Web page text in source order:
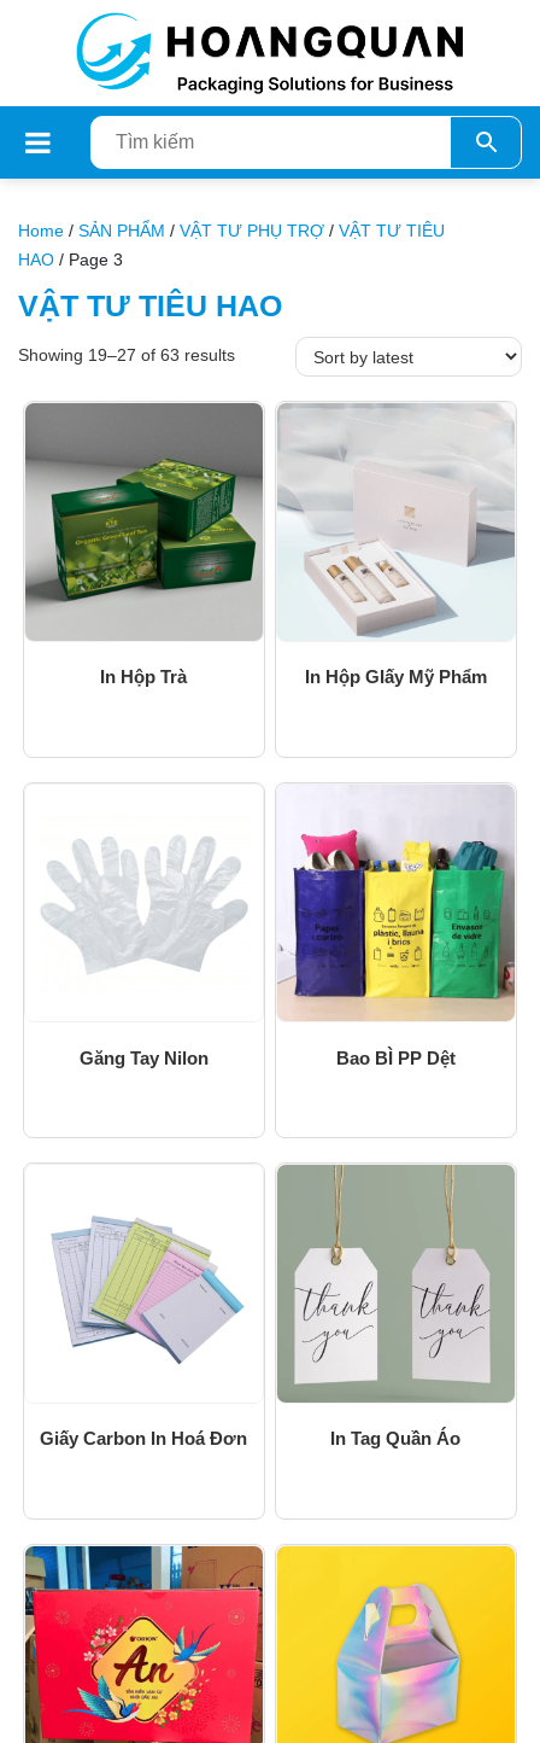
Home / SẢN PHẨM / VẬT TƯ PHỤ TRỢ / VẬT TƯ TIÊU
HAO / Page 3
VẬT TƯ TIÊU HAO
Showing 19–27 of 63 results
In Hộp Trà In Hộp GIấy Mỹ Phẩm
Găng Tay Nilon Bao BÌ PP Dệt
Giấy Carbon In Hoá Đơn In Tag Quần Áo